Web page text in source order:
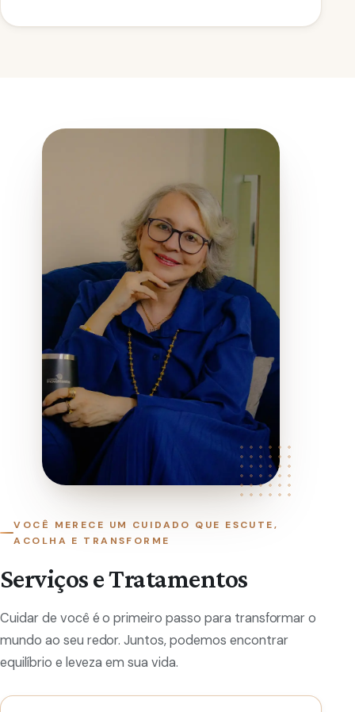
VOCÊ MERECE UM CUIDADO QUE ESCUTE,
ACOLHA E TRANSFORME
Serviços e Tratamentos
Cuidar de você é o primeiro passo para transformar o
mundo ao seu redor. Juntos, podemos encontrar
equilíbrio e leveza em sua vida.